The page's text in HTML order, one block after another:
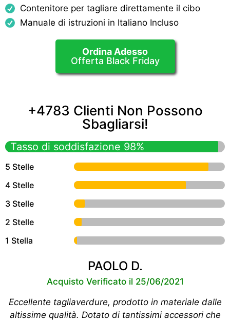
Contenitore per tagliare direttamente il cibo
Manuale di istruzioni in Italiano Incluso
Ordina Adesso
Offerta Black Friday
+4783 Clienti Non Possono
Sbagliarsi!
Tasso di soddisfazione 98%
5 Stelle
4 Stelle
3 Stelle
2 Stelle
1 Stella
PAOLO D.
Acquisto Verificato il 25/06/2021
Eccellente tagliaverdure, prodotto in materiale dalle
altissime qualità. Dotato di tantissimi accessori che